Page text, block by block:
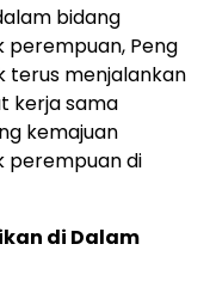
bidang
perempuan, Peng
terus menjalankan
kerja sama
kemajuan
perempuan di
di Dalam